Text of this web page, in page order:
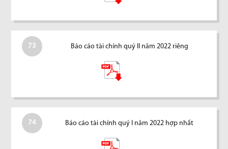
73 Báo cáo tài chính quý II năm 2022 riêng
74 Báo cáo tài chính quý I năm 2022 hợp nhất